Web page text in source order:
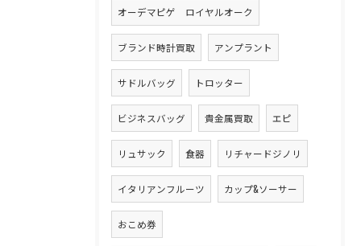
オーデマピゲ ロイヤルオーク
ブランド時計買取 アンプラント
サドルバッグ トロッター
ビジネスバッグ 貴金属買取 エピ
リュサック 食器 リチャードジノリ
イタリアンフルーツ カップ&ソーサー
おこめ券